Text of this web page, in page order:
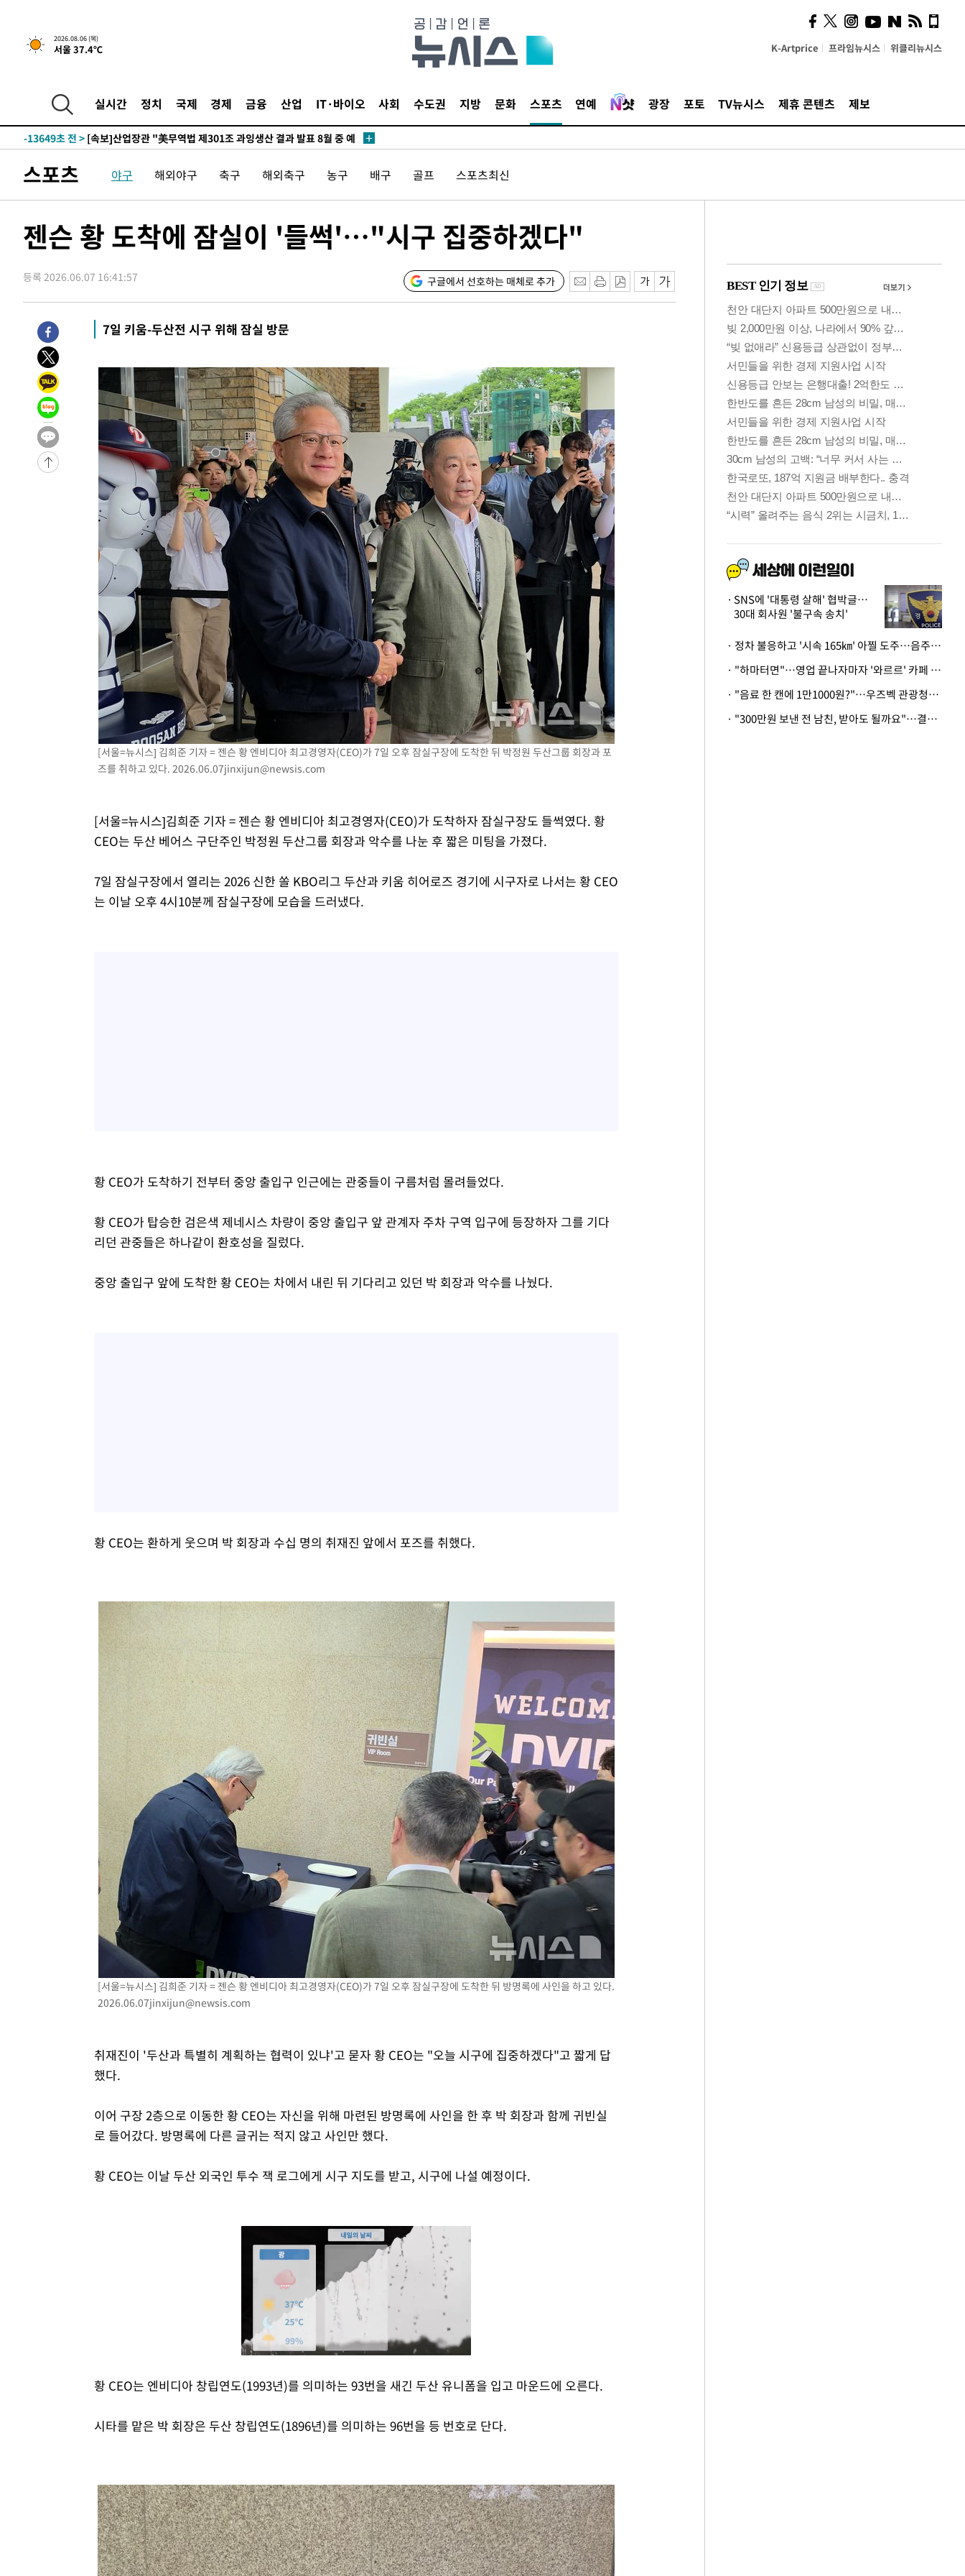
2026.08.06 (목)
서울 37.4℃ K-Artprice 프라임뉴시스 위클리뉴시스
실시간 정치 국제 경제 금융 산업 IT·바이오 사회 수도권 지방 문화 스포츠 연예 광장 포토 TV뉴시스 제휴 콘텐츠 제보
-19430초 전 >내일까지 39도 '펄펄'…기상청 "태풍 지나며 폭염 잠시 꺾인다"
-19067초 전 > 트럼프, 한국계 진보 주지사 후보 맹공…"공산주의가 최대 위협"
-15565초 전 >
[속보]산업장관 "李정부, 원전 반대 안해…안정 전력 위해 불가피"
-14262초 전 >
색
-13649초 전 > [속보]산업장관 "美무역법 제301조 과잉생산 결과 발표 8월 중 예
-12714초 전 >
[속보]전남광주 초대 시민추천 부시장에 백승주·윤난실
-10275초 전 >서울 열대야 15일째 지속…비공식 '초열대야' 30도 넘어
-8825초 전 > [속보]코스피, 119.51포인트(1.81%) 내린 6478.75 개장
-5223초 전 >서울 낮 39도 '폭염중대경보'…40도 관측 가능성도
-2585초 전 >미 워싱턴주 스포캔 시의 통제불능 3개 산불, 방화선 일부 구축
1시간 전 >
[속보] 호르무즈 해협 이란-오만 협상 기대속 뉴욕증시 혼조 마감 다우
0.49%↑
1시간 전 >
[속보] 이란 대통령 "지금 최고지도자와 소통하기가 매우 어려워" 취임
3년 인터뷰
6시간 전 >
-32205초 전 >
[속보]원·달러 환율, 0.7원 내린 1423.8원 마감
-29804초 전 >
"여기 떨어졌다"…다누리, 스페이스X 로켓 달 충돌 흔적 포착
-26849초 전 >
손흥민, 5경기 연속골 실패…LAFC는 승부차기 끝 과달라하라 격파
-19450초 전 >
내일까지 39도 '펄펄'…기상청 "태풍 지나며 폭염 잠시 꺾인다"
-19087초 전 >
트럼프, 한국계 진보 주지사 후보 맹공…"공산주의가 최대 위협"
"美간섭에 합의 지연"…트럼프, '이란 호르무즈 통제권' 수용할까
[속보]산업장관 "李정부, 원전 반대 안해…안정 전력 위해 불가피"
[속보]경찰, '홍명보 선임 논란' 대한축구협회·축구회관 등 압수수
[속보]산업장관 "美무역법 제301조 과잉생산 결과 발표 8월 중 예
[속보]코스피 매도사이드카 발동…4%대 급락
[속보]전남광주 초대 시민추천 부시장에 백승주·윤난실
서울 열대야 15일째 지속…비공식 '초열대야' 30도 넘어
[속보]코스닥, 2.15포인트(0.27%) 내린 797.44 출발
[속보]코스피, 119.51포인트(1.81%) 내린 6478.75 개장
6월 경상수지 497.3억 달러…두 달 연속 사상 최대
서울 낮 39도 '폭염중대경보'…40도 관측 가능성도
미 워싱턴주 스포캔 시의 통제불능 3개 산불, 방화선 일부 구축
[속보] 호르무즈 해협 이란-오만 협상 기대속 뉴욕증시 혼조 마감 다우
[속보] 이란 대통령 "지금 최고지도자와 소통하기가 매우 어려워" 취임
[속보] "이란-오만, 호르무즈 해협 통행 항로 합의" 이란 외무부 대변인
스포츠 야구 해외야구 축구 해외축구 농구 배구 골프 스포츠최신
젠슨 황 도착에 잠실이 '들썩'…"시구 집중하겠다"
등록 2026.06.07 16:41:57 구글에서 선호하는 매체로 추가
7일 키움-두산전 시구 위해 잠실 방문
[서울=뉴시스] 김희준 기자 = 젠슨 황 엔비디아 최고경영자(CEO)가 7일 오후 잠실구장에 도착한 뒤 박정원 두산그룹 회장과 포
즈를 취하고 있다. 2026.06.07jinxijun@newsis.com
[서울=뉴시스]김희준 기자 = 젠슨 황 엔비디아 최고경영자(CEO)가 도착하자 잠실구장도 들썩였다. 황
CEO는 두산 베어스 구단주인 박정원 두산그룹 회장과 악수를 나눈 후 짧은 미팅을 가졌다.
7일 잠실구장에서 열리는 2026 신한 쏠 KBO리그 두산과 키움 히어로즈 경기에 시구자로 나서는 황 CEO
는 이날 오후 4시10분께 잠실구장에 모습을 드러냈다.
황 CEO가 도착하기 전부터 중앙 출입구 인근에는 관중들이 구름처럼 몰려들었다.
황 CEO가 탑승한 검은색 제네시스 차량이 중앙 출입구 앞 관계자 주차 구역 입구에 등장하자 그를 기다
리던 관중들은 하나같이 환호성을 질렀다.
중앙 출입구 앞에 도착한 황 CEO는 차에서 내린 뒤 기다리고 있던 박 회장과 악수를 나눴다.
황 CEO는 환하게 웃으며 박 회장과 수십 명의 취재진 앞에서 포즈를 취했다.
[서울=뉴시스] 김희준 기자 = 젠슨 황 엔비디아 최고경영자(CEO)가 7일 오후 잠실구장에 도착한 뒤 방명록에 사인을 하고 있다.
2026.06.07jinxijun@newsis.com
취재진이 '두산과 특별히 계획하는 협력이 있냐'고 묻자 황 CEO는 "오늘 시구에 집중하겠다"고 짧게 답
했다.
이어 구장 2층으로 이동한 황 CEO는 자신을 위해 마련된 방명록에 사인을 한 후 박 회장과 함께 귀빈실
로 들어갔다. 방명록에 다른 글귀는 적지 않고 사인만 했다.
황 CEO는 이날 두산 외국인 투수 잭 로그에게 시구 지도를 받고, 시구에 나설 예정이다.
황 CEO는 엔비디아 창립연도(1993년)를 의미하는 93번을 새긴 두산 유니폼을 입고 마운드에 오른다.
시타를 맡은 박 회장은 두산 창립연도(1896년)를 의미하는 96번을 등 번호로 단다.
"5·8·9호선 출퇴근 혼잡,
정부 국비지원 필요"
SNS에 '대통령 살해' 협박글…
30대 회사원 '불구속 송치'
· 정차 불응하고 '시속 165㎞' 아찔 도주…음주운전자 체포
· "하마터면"…영업 끝나자마자 '와르르' 카페 테라스 덮친 대리석 외벽
· "음료 한 캔에 1만1000원?"…우즈벡 관광청까지 나섰다, 유튜버 폭로 후폭풍
· "300만원 보낸 전 남친, 받아도 될까요"…결혼 앞둔 예비신부의 뜻밖 고충